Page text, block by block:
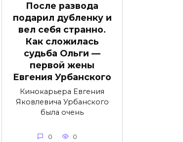
После развода
подарил дубленку и
вел себя странно.
Как сложилась
судьба Ольги —
первой жены
Евгения Урбанского
Кинокарьера Евгения
Яковлевича Урбанского
была очень
0 0